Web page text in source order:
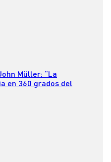
Müller: “La
en 360 grados del